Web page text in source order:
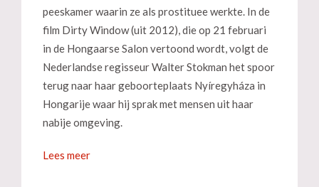
peeskamer waarin ze als prostituee werkte. In de
film Dirty Window (uit 2012), die op 21 februari
in de Hongaarse Salon vertoond wordt, volgt de
Nederlandse regisseur Walter Stokman het spoor
terug naar haar geboorteplaats Nyíregyháza in
Hongarije waar hij sprak met mensen uit haar
nabije omgeving.
Lees meer